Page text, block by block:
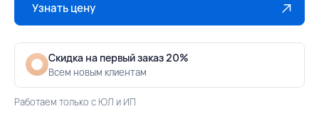
Узнать цену
Скидка на первый заказ 20%
Всем новым клиентам
Работаем только с ЮЛ и ИП